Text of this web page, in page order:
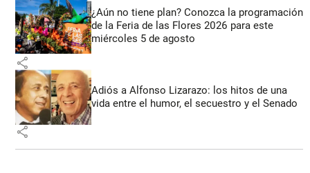
¿Aún no tiene plan? Conozca la programación
de la Feria de las Flores 2026 para este
miércoles 5 de agosto
share
Adiós a Alfonso Lizarazo: los hitos de una
vida entre el humor, el secuestro y el Senado
share